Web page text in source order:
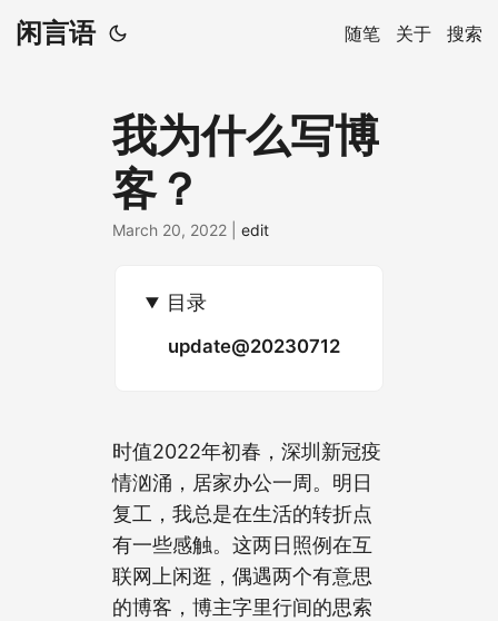
闲言语 随笔 关于 搜索
我为什么写博
客？
March 20, 2022| edit
目录
update@20230712
时值2022年初春，深圳新冠疫
情汹涌，居家办公一周。明日
复工，我总是在生活的转折点
有一些感触。这两日照例在互
联网上闲逛，偶遇两个有意思
的博客，博主字里行间的思索